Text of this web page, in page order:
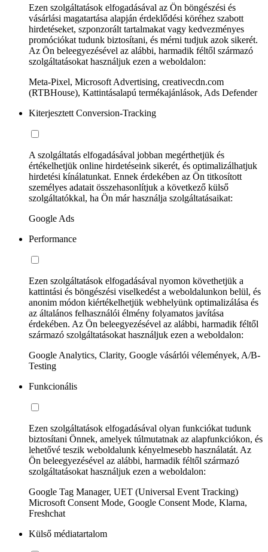
Ezen szolgáltatások elfogadásával az Ön böngészési és
vásárlási magatartása alapján érdeklődési köréhez szabott
hirdetéseket, szponzorált tartalmakat vagy kedvezményes
promóciókat tudunk biztosítani, és mérni tudjuk azok sikerét.
Az Ön beleegyezésével az alábbi, harmadik féltől származó
szolgáltatásokat használjuk ezen a weboldalon:
Meta-Pixel, Microsoft Advertising, creativecdn.com
(RTBHouse), Kattintásalapú termékajánlások, Ads Defender
Kiterjesztett Conversion-Tracking
A szolgáltatás elfogadásával jobban megérthetjük és
értékelhetjük online hirdetéseink sikerét, és optimalizálhatjuk
hirdetési kínálatunkat. Ennek érdekében az Ön titkosított
személyes adatait összehasonlítjuk a következő külső
szolgáltatókkal, ha Ön már használja szolgáltatásaikat:
Google Ads
Performance
Ezen szolgáltatások elfogadásával nyomon követhetjük a
kattintási és böngészési viselkedést a weboldalunkon belül, és
anonim módon kiértékelhetjük webhelyünk optimalizálása és
az általános felhasználói élmény folyamatos javítása
érdekében. Az Ön beleegyezésével az alábbi, harmadik féltől
származó szolgáltatásokat használjuk ezen a weboldalon:
Google Analytics, Clarity, Google vásárlói vélemények, A/B-
Testing
Funkcionális
Ezen szolgáltatások elfogadásával olyan funkciókat tudunk
biztosítani Önnek, amelyek túlmutatnak az alapfunkciókon, és
lehetővé teszik weboldalunk kényelmesebb használatát. Az
Ön beleegyezésével az alábbi, harmadik féltől származó
szolgáltatásokat használjuk ezen a weboldalon:
Google Tag Manager, UET (Universal Event Tracking)
Microsoft Consent Mode, Google Consent Mode, Klarna,
Freshchat
Külső médiatartalom